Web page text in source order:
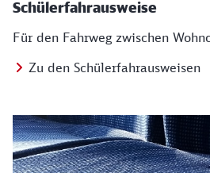
Schülerfahrausweise
Für den Fahrweg zwischen
Zu den Schülerfahrausweisen